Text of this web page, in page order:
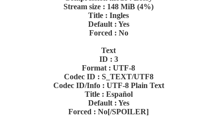
Stream size : 148 MiB (4%)
Title : Ingles
Default : Yes
Forced : No
Text
ID : 3
Format : UTF-8
Codec ID : S_TEXT/UTF8
Codec ID/Info : UTF-8 Plain Text
Title : Español
Default : Yes
Forced : No[/SPOILER]